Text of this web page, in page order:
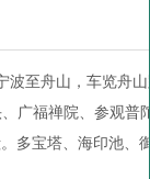
波至舟山，车览舟
、广福禅院、参观
多宝塔、海印池